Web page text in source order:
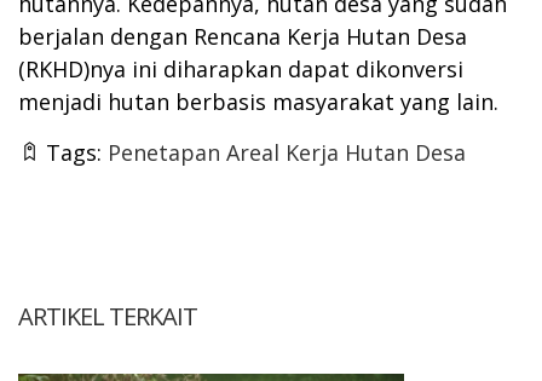
berjalan dengan Rencana Kerja Hutan Desa
(RKHD)nya ini diharapkan dapat dikonversi
menjadi hutan berbasis masyarakat yang lain.
Tags: Penetapan Areal Kerja Hutan Desa
ARTIKEL TERKAIT